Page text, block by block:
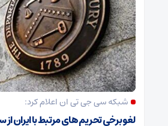
شبکه سی جی تی ان اعلام کرد:
لغو برخی تحریم های مرتبط با ایران از